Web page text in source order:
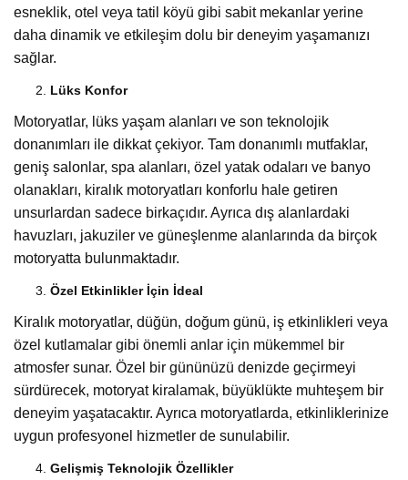
esneklik, otel veya tatil köyü gibi sabit mekanlar yerine
daha dinamik ve etkileşim dolu bir deneyim yaşamanızı
sağlar.
Lüks Konfor
Motoryatlar, lüks yaşam alanları ve son teknolojik
donanımları ile dikkat çekiyor. Tam donanımlı mutfaklar,
geniş salonlar, spa alanları, özel yatak odaları ve banyo
olanakları, kiralık motoryatları konforlu hale getiren
unsurlardan sadece birkaçıdır. Ayrıca dış alanlardaki
havuzları, jakuziler ve güneşlenme alanlarında da birçok
motoryatta bulunmaktadır.
Özel Etkinlikler İçin İdeal
Kiralık motoryatlar, düğün, doğum günü, iş etkinlikleri veya
özel kutlamalar gibi önemli anlar için mükemmel bir
atmosfer sunar. Özel bir gününüzü denizde geçirmeyi
sürdürecek, motoryat kiralamak, büyüklükte muhteşem bir
deneyim yaşatacaktır. Ayrıca motoryatlarda, etkinliklerinize
uygun profesyonel hizmetler de sunulabilir.
Gelişmiş Teknolojik Özellikler